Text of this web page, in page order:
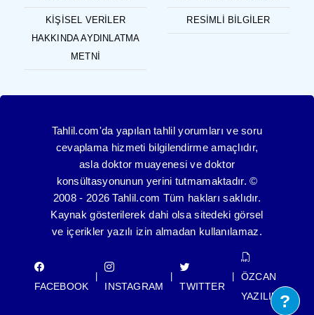
KIŞISEL VERILER
HAKKINDA AYDINLATMA
METNI
RESIMLI BILGILER
Tahlil.com'da yapılan tahlil yorumları ve soru
cevaplama hizmeti bilgilendirme amaçlıdır,
asla doktor muayenesi ve doktor
konsültasyonunun yerini tutmamaktadır. ©
2008 - 2026 Tahlil.com Tüm hakları saklıdır.
Kaynak gösterilerek dahi olsa sitedeki görsel
ve içerikler yazılı izin almadan kullanılamaz.
FACEBOOK INSTAGRAM TWITTER
ÖZCAN
YAZILIM ?